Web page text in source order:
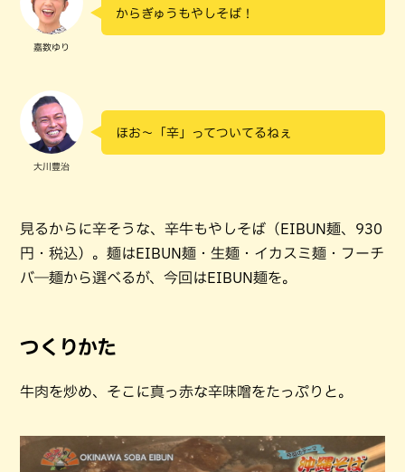
嘉数ゆり
からぎゅうもやしそば！
大川豊治
ほお～「辛」ってついてるねぇ
見るからに辛そうな、辛牛もやしそば（EIBUN麺、930
円・税込）。麺はEIBUN麺・生麺・イカスミ麺・フーチ
バ―麺から選べるが、今回はEIBUN麺を。
つくりかた
牛肉を炒め、そこに真っ赤な辛味噌をたっぷりと。